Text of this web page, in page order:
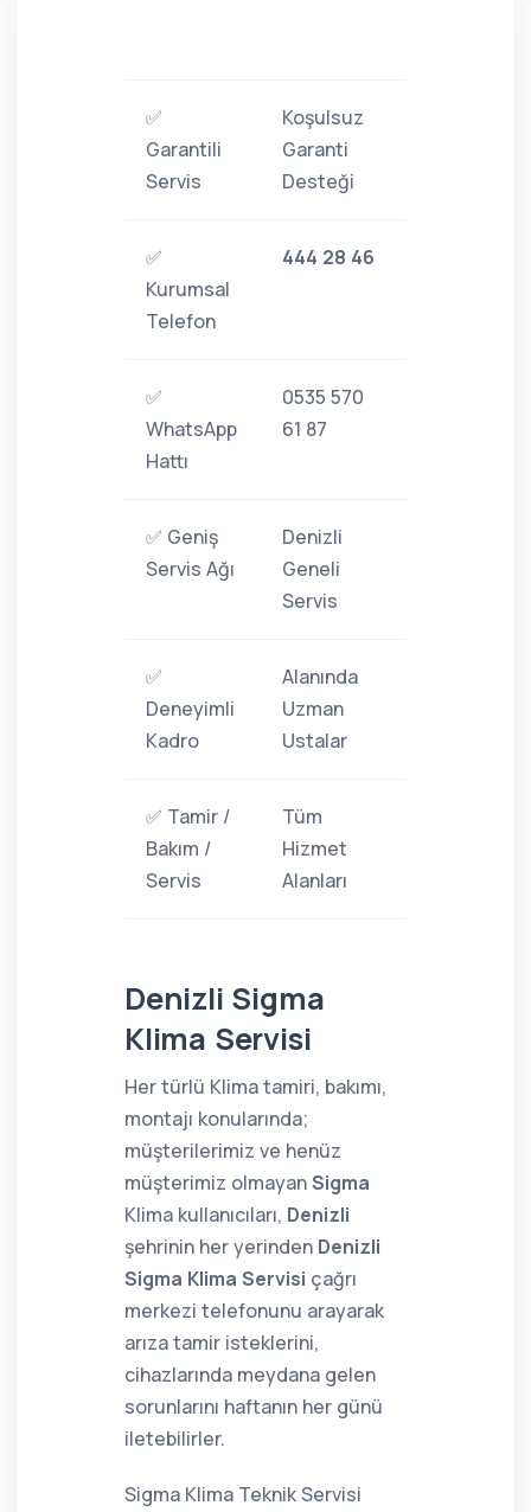
✅
Garantili
Servis
Koşulsuz
Garanti
Desteği
✅
Kurumsal
Telefon
444 28 46
✅
WhatsApp
Hattı
0535 570
61 87
✅ Geniş
Servis Ağı
Denizli
Geneli
Servis
✅
Deneyimli
Kadro
Alanında
Uzman
Ustalar
✅ Tamir /
Bakım /
Servis
Tüm
Hizmet
Alanları
Denizli Sigma
Klima Servisi
Her türlü Klima tamiri, bakımı,
montajı konularında;
müşterilerimiz ve henüz
müşterimiz olmayanSigma
Klima kullanıcıları, Denizli
şehrinin her yerinden Denizli
Sigma Klima Servisi çağrı
merkezi telefonunu arayarak
arıza tamir isteklerini,
cihazlarında meydana gelen
sorunlarını haftanın her günü
iletebilirler.
Sigma Klima Teknik Servisi